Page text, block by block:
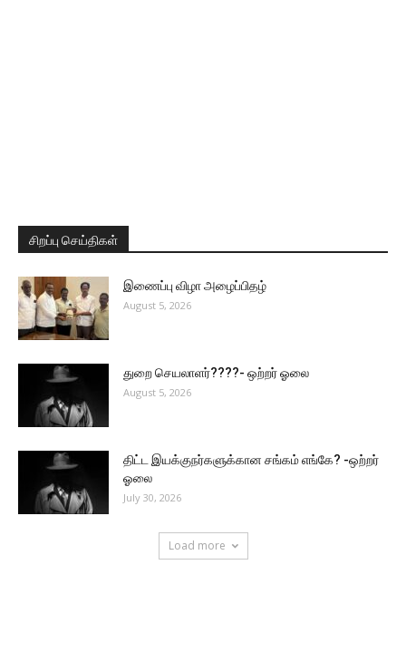
சிறப்பு செய்திகள்
இணைப்பு விழா அழைப்பிதழ்
August 5, 2026
துறை செயலாளர்????- ஒற்றர் ஓலை
August 5, 2026
திட்ட இயக்குநர்களுக்கான சங்கம் எங்கே? -ஒற்றர்
ஓலை
July 30, 2026
Load more